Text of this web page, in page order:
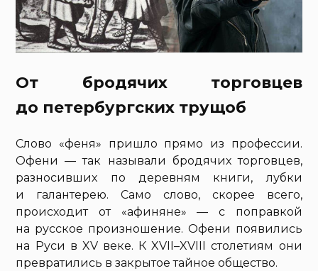
От бродячих торговцев
до петербургских трущоб
Слово «феня» пришло прямо из профессии.
Офени — так называли бродячих торговцев,
разносивших по деревням книги, лубки
и галантерею. Само слово, скорее всего,
происходит от «афиняне» — с поправкой
на русское произношение. Офени появились
на Руси в XV веке. К XVII–XVIII столетиям они
превратились в закрытое тайное общество.